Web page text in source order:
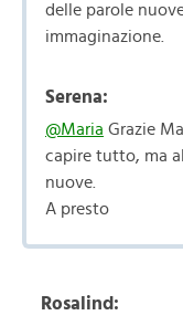
delle parole
immaginazione.
Serena:
@Maria Grazie
capire tutto, ma
nuove.
A presto
Rosalind: